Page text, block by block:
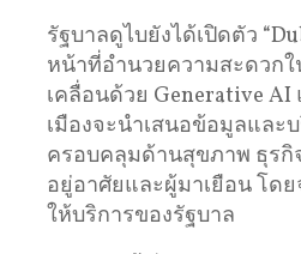
รัฐบาลดูไบยังได้เปิดตัว
หน้าที่อำนวยความสะดวก
เคลื่อนด้วย Generative
เมืองจะนำเสนอข้อมูลและ
ครอบคลุมด้านสุขภาพ ธุรกิ
อยู่อาศัยและผู้มาเยือน โด
ให้บริการของรัฐบาล